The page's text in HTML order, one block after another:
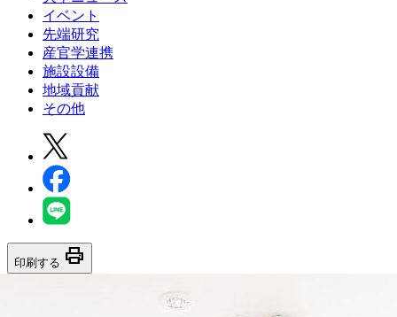
イベント
先端研究
産官学連携
施設設備
地域貢献
その他
印刷する print